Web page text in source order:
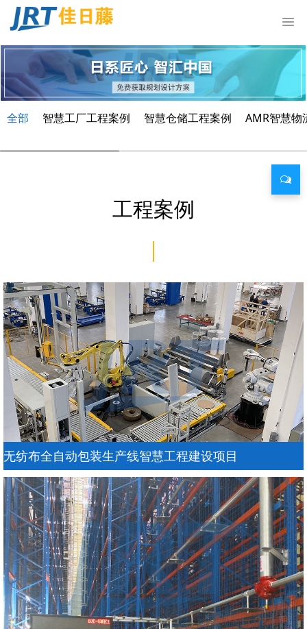
全部 智慧工厂工程案例 智慧仓储工程案例 AMR智慧物
工程案例
无纺布全自动包装生产线智慧工程建设项目